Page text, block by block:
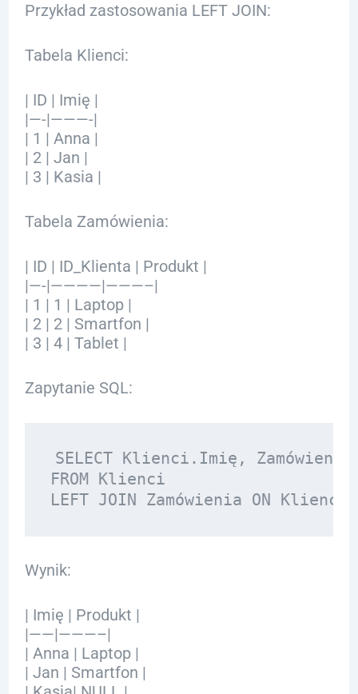
Przykład zastosowania LEFT JOIN:
Tabela Klienci:
| ID | Imię |
|—-|———-|
| 1 | Anna |
| 2 | Jan |
| 3 | Kasia |
Tabela Zamówienia:
| ID | ID_Klienta | Produkt |
|—-|————|———–|
| 1 | 1 | Laptop |
| 2 | 2 | Smartfon |
| 3 | 4 | Tablet |
Zapytanie SQL:
SELECT Klienci.Imię,
FROM Klienci
Wynik:
| Imię | Produkt |
|——|———–|
| Anna | Laptop |
| Jan | Smartfon |